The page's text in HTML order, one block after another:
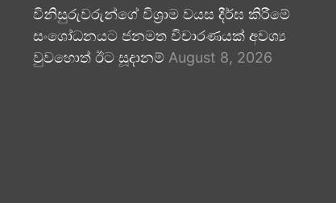
විනිසුරුවරුන්ගේ විශ්‍රාම වයස දීර්ඝ කිරීමේ
සංශෝධනයට ජනමත විචාරණයක් අවශ්‍ය
වුවහොත් ඊට සූදානම් August 8, 2026